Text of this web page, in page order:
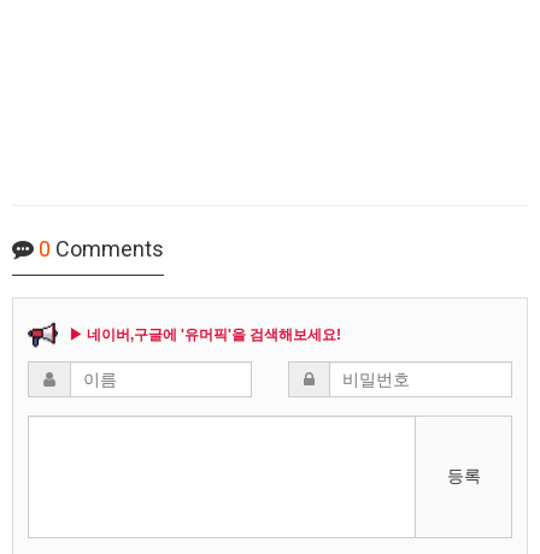
0 Comments
▶ 네이버,구글에 '유머픽'을 검색해보세요!
등록